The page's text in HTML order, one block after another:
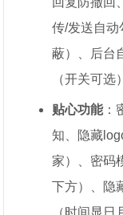
传/发送自
蔽）、后台
（开关可选
贴心功能：
知、隐藏
家）、密码
下方）、隐
（时间显